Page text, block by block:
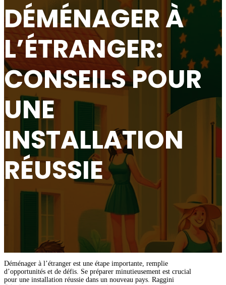
DÉMÉNAGER À
L’ÉTRANGER:
CONSEILS POUR
UNE
INSTALLATION
RÉUSSIE
Déménager à l’étranger est une étape importante, remplie
d’opportunités et de défis. Se préparer minutieusement est crucial
pour une installation réussie dans un nouveau pays. Raggini